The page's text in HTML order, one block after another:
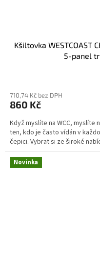
Kšiltovka WESTCOAST
5-panel
710,74 Kč bez DPH
860 Kč
Když myslíte na WCC, myslíte
ten, kdo je často vídán v
čepici. Vybrat si ze široké
Novinka